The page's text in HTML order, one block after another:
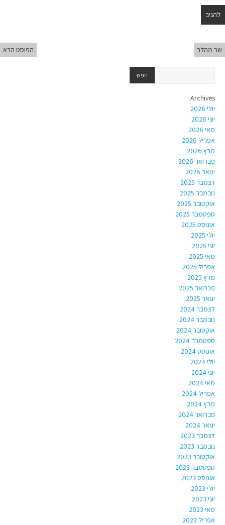
שר מהלב הפוסט הבא
Archives
יולי 2026
יוני 2026
מאי 2026
אפריל 2026
מרץ 2026
פברואר 2026
ינואר 2026
דצמבר 2025
נובמבר 2025
אוקטובר 2025
ספטמבר 2025
אוגוסט 2025
יולי 2025
יוני 2025
מאי 2025
אפריל 2025
מרץ 2025
פברואר 2025
ינואר 2025
דצמבר 2024
נובמבר 2024
אוקטובר 2024
ספטמבר 2024
אוגוסט 2024
יולי 2024
יוני 2024
מאי 2024
אפריל 2024
מרץ 2024
פברואר 2024
ינואר 2024
דצמבר 2023
נובמבר 2023
אוקטובר 2023
ספטמבר 2023
אוגוסט 2023
יולי 2023
יוני 2023
מאי 2023
אפריל 2023